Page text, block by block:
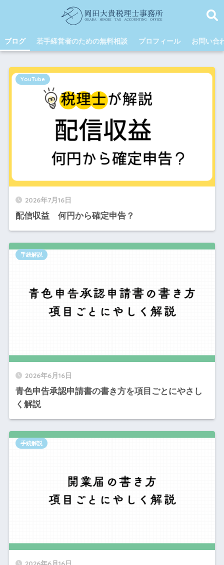
ブログ 若手経営者のための無料相談 プロフィール お問い合
2026年7月16日
配信収益 何円から確定申告？
YouTube
2026年6月16日
青色申告承認申請書の書き方を項目ごとにやさし
く解説
手続解説
手続解説